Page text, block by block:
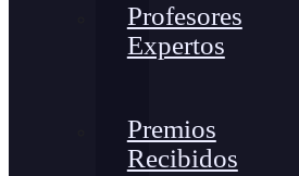
Profesores
Expertos
Premios
Recibidos